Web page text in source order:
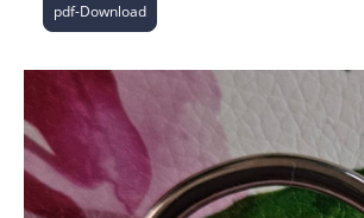
pdf-Download